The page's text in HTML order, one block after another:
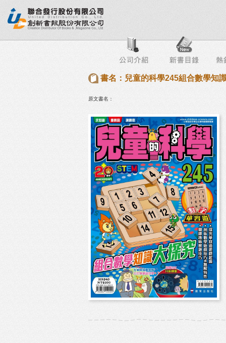
榜 出版社專區 書店專區 目錄下載 會員服務
書名：兒童的科學245組合數學知
原文書名：